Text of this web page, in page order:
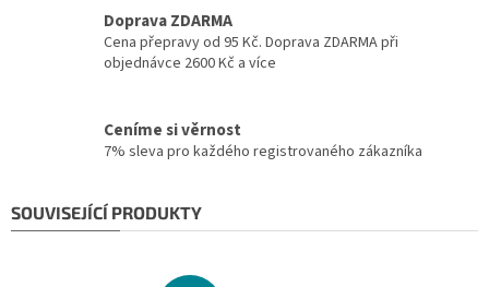
Doprava ZDARMA
Cena přepravy od 95 Kč. Doprava ZDARMA při
objednávce 2600 Kč a více
Ceníme si věrnost
7% sleva pro každého registrovaného zákazníka
SOUVISEJÍCÍ PRODUKTY